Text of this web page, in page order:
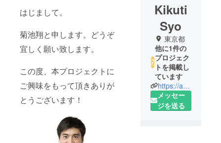
はじまして。
菊池翔と申します。どうぞ
宜しく願い致します。
この度、本プロジェクトに
ご興味をもって頂きありが
とうございます！
Kikuti
Syo
東京都
他に1件の
プロジェク
トを掲載し
ています
https://ameblo.jp/sdj-mahjong/
メッセー
ジを送る